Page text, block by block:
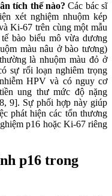
tích thế nào? Các bác sĩ
xét nghiệm nhuộm kép
Ki-67 trên cùng một mẫu
bào biểu mô vừa dương
màu nâu ở bào tương)
là nhuộm màu đỏ ở
sự rối loạn nghiêm trọng
HPV và có nguy cơ
ung thư mức độ nặng
9]. Sự phối hợp này giúp
phát hiện các tổn thương
p16 hoặc Ki-67 riêng
p16 trong